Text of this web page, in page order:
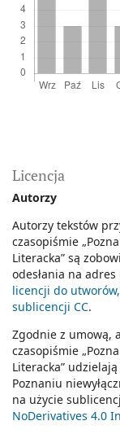
Licencja
Autorzy
Autorzy tekstów
czasopiśmie
Literacka” są
odesłania na
licencji do
sublicencji CC.
Zgodnie z umową,
czasopiśmie
Literacka”
Poznaniu
na użycie
NoDerivatives 4.0